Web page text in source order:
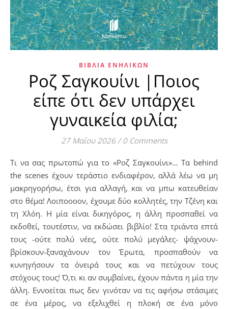
ΒΙΒΛΊΑ ΕΝΗΛΊΚΩΝ
Ροζ Σαγκουίνι |Ποιος
είπε ότι δεν υπάρχει
γυναικεία φιλία;
27 Μαΐου 2026 / 0 Comments
Τι να σας πρωτοπώ για το «Ροζ Σαγκουίνι»… Τα behind
the scenes έχουν τεράστιο ενδιαφέρον, αλλά λέω να μη
μακρηγορήσω, έτσι για αλλαγή, και να μπω κατευθείαν
στο θέμα! Λοιποοοον, έχουμε δύο κολλητές, την Τζένη και
τη Χλόη. Η μία είναι δικηγόρος, η άλλη προσπαθεί να
εκδοθεί, τουτέστιν, να εκδώσει βιβλίο! Στα τριάντα επτά
τους -ούτε πολύ νέες, ούτε πολύ μεγάλες- ψάχνουν-
βρίσκουν-ξαναχάνουν τον Έρωτα, προσπαθούν να
κυνηγήσουν τα όνειρά τους και να πετύχουν τους
στόχους τους! Ό,τι κι αν συμβαίνει, έχουν πάντα η μία την
άλλη. Εννοείται πως δεν γινόταν να τις αφήσω στάσιμες
σε ένα μέρος, να εξελιχθεί η πλοκή σε ένα μόνο